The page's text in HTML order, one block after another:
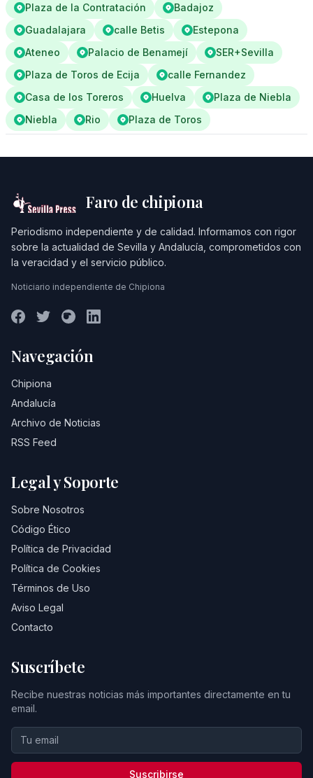
Plaza de la Contratación
Badajoz
Guadalajara
calle Betis
Estepona
Ateneo
Palacio de Benamejí
SER+Sevilla
Plaza de Toros de Ecija
calle Fernandez
Casa de los Toreros
Huelva
Plaza de Niebla
Niebla
Rio Plaza de Toros
Faro de chipiona
Periodismo independiente y de calidad. Informamos con rigor
sobre la actualidad de Sevilla y Andalucía, comprometidos con
la veracidad y el servicio público.
Noticiario independiente de Chipiona
Navegación
Chipiona
Andalucía
Archivo de Noticias
RSS Feed
Legal y Soporte
Sobre Nosotros
Código Ético
Política de Privacidad
Política de Cookies
Términos de Uso
Aviso Legal
Contacto
Suscríbete
Recibe nuestras noticias más importantes directamente en tu
email.
Suscribirse